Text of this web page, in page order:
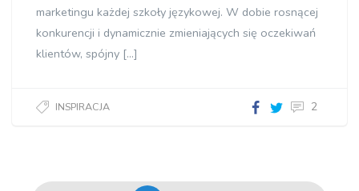
marketingu każdej szkoły językowej. W dobie rosnącej
konkurencji i dynamicznie zmieniających się oczekiwań
klientów, spójny […]
INSPIRACJA 2